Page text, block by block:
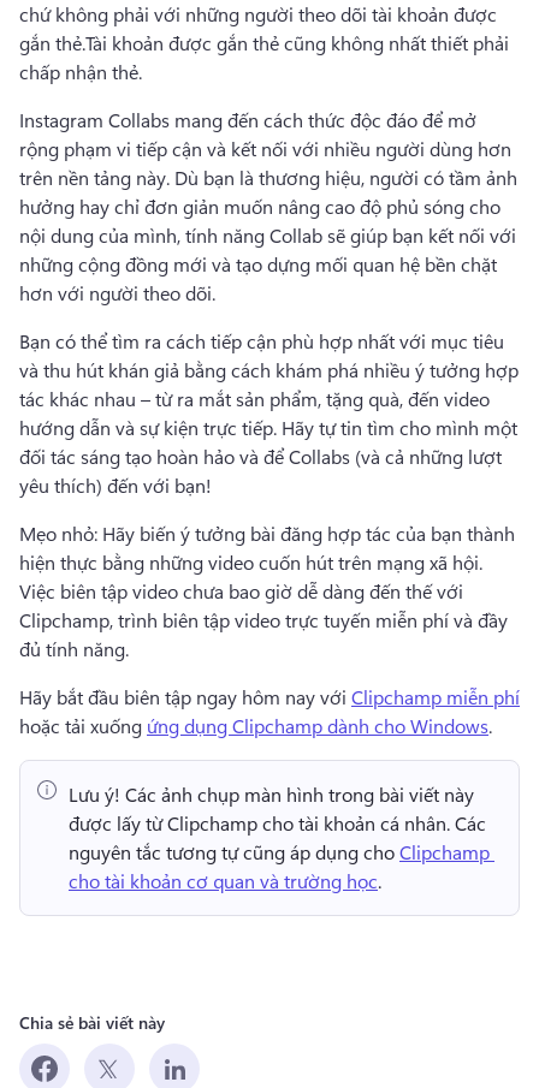
chứ không phải với những người theo dõi tài khoản được
gắn thẻ.Tài khoản được gắn thẻ cũng không nhất thiết phải
chấp nhận thẻ.
Instagram Collabs mang đến cách thức độc đáo để mở
rộng phạm vi tiếp cận và kết nối với nhiều người dùng hơn
trên nền tảng này. Dù bạn là thương hiệu, người có tầm ảnh
hưởng hay chỉ đơn giản muốn nâng cao độ phủ sóng cho
nội dung của mình, tính năng Collab sẽ giúp bạn kết nối với
những cộng đồng mới và tạo dựng mối quan hệ bền chặt
hơn với người theo dõi.
Bạn có thể tìm ra cách tiếp cận phù hợp nhất với mục tiêu
và thu hút khán giả bằng cách khám phá nhiều ý tưởng hợp
tác khác nhau – từ ra mắt sản phẩm, tặng quà, đến video
hướng dẫn và sự kiện trực tiếp. Hãy tự tin tìm cho mình một
đối tác sáng tạo hoàn hảo và để Collabs (và cả những lượt
yêu thích) đến với bạn!
Mẹo nhỏ: Hãy biến ý tưởng bài đăng hợp tác của bạn thành
Việc biên tập video chưa bao giờ dễ dàng đến thế với
Clipchamp, trình biên tập video trực tuyến miễn phí và đầy
đủ tính năng.
Hãy bắt đầu biên tập ngay hôm nay với Clipchamp miễn phí
hoặc tải xuống ứng dụng Clipchamp dành cho Windows.
Lưu ý! Các ảnh chụp màn hình trong bài viết này
được lấy từ Clipchamp cho tài khoản cá nhân. Các
nguyên tắc tương tự cũng áp dụng cho Clipchamp
cho tài khoản cơ quan và trường học.
Chia sẻ bài viết này